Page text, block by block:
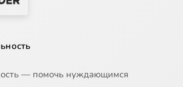
— помочь нуждающимся